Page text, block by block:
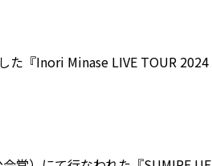
た『Inori Minase LIVE TOUR